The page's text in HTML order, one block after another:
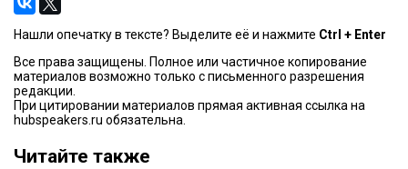
Нашли опечатку в тексте? Выделите её и нажмите Ctrl + Enter
Все права защищены. Полное или частичное копирование
материалов возможно только с письменного разрешения
редакции.
При цитировании материалов прямая активная ссылка на
hubspeakers.ru обязательна.
Читайте также